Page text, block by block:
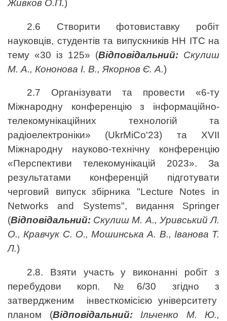
Живков О.П.)
2.6 Створити фотовиставку робіт
науковців, студентів та випускників НН ІТС на
тему «30 із 125» (Відповідальний: Скулиш
М. А., Кононова І. В., Якорнов Є. А.)
2.7 Організувати та провести «6-ту
Міжнародну конференцію з інформаційно-
телекомунікаційних технологій та
радіоелектроніки» (UkrMiCo'23) та ХVІІ
Міжнародну науково-технічну конференцію
«Перспективи телекомунікацій 2023». За
результатами конференцій підготувати
черговий випуск збірника "Lecture Notes in
Networks and Systems", видання Springer
(Відповідальний: Скулиш М. А., Уривський Л.
О., Кравчук С. О., Мошинська А. В., Іванова Т.
Л.)
2.8. Взяти участь у виконанні робіт з
перебудови корп.№6/30 згідно з
затвердженим інвесткомісією університету
планом (Відповідальний: Ільченко М. Ю.,